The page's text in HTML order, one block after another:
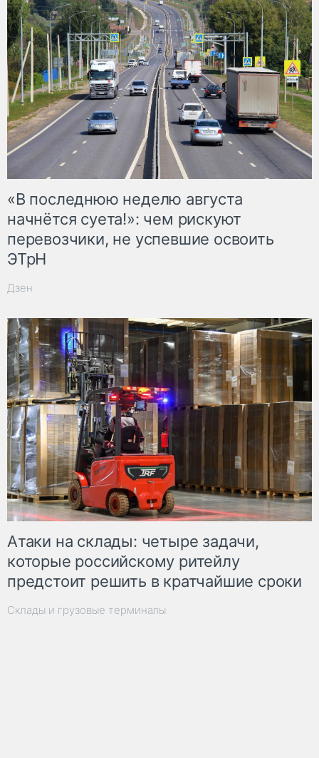
«В последнюю неделю августа
начнётся суета!»: чем рискуют
перевозчики, не успевшие освоить
ЭТрН
Дзен
Атаки на склады: четыре задачи,
которые российскому ритейлу
предстоит решить в кратчайшие сроки
Склады и грузовые терминалы